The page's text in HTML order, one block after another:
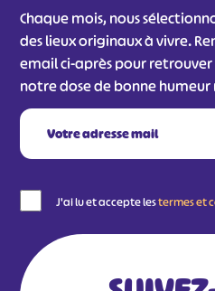
Chaque mois, nous
des lieux originaux à vivre.
email ci-après pour
notre dose de bonne humeur
J'ai lu et accepte lestermes et